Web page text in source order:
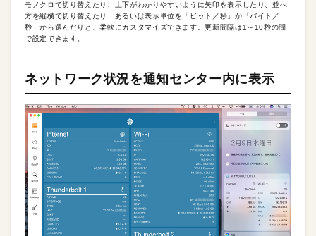
モノクロで切り替えたり、上下がわかりやすいように矢印を表示したり、並べ
方を縦横で切り替えたり、あるいは表示単位を「ビット／秒」か「バイト／
秒」から選んだりと、柔軟にカスタマイズできます。更新間隔は1～10秒の間
で設定できます。
ネットワーク状況を通知センター内に表示